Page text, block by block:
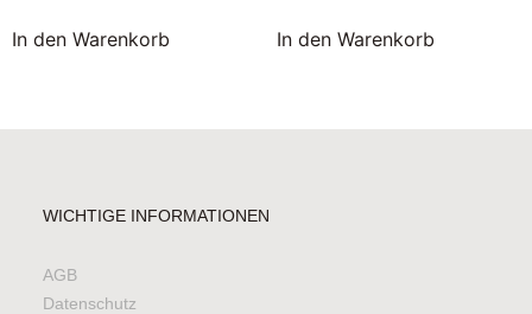
In den Warenkorb In den Warenkorb
WICHTIGE INFORMATIONEN
AGB
Datenschutz